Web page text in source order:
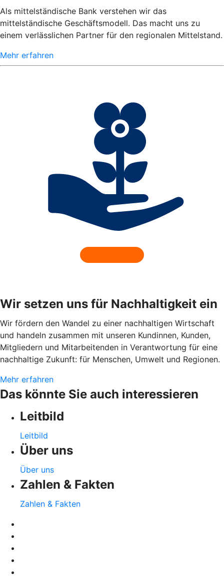
Als mittelständische Bank verstehen wir das
mittelständische Geschäftsmodell. Das macht uns zu
einem verlässlichen Partner für den regionalen Mittelstand.
Mehr erfahren
Wir setzen uns für Nachhaltigkeit ein
Wir fördern den Wandel zu einer nachhaltigen Wirtschaft
und handeln zusammen mit unseren Kundinnen, Kunden,
Mitgliedern und Mitarbeitenden in Verantwortung für eine
nachhaltige Zukunft: für Menschen, Umwelt und Regionen.
Mehr erfahren
Das könnte Sie auch interessieren
Leitbild
Leitbild
Über uns
Über uns
Zahlen & Fakten
Zahlen & Fakten